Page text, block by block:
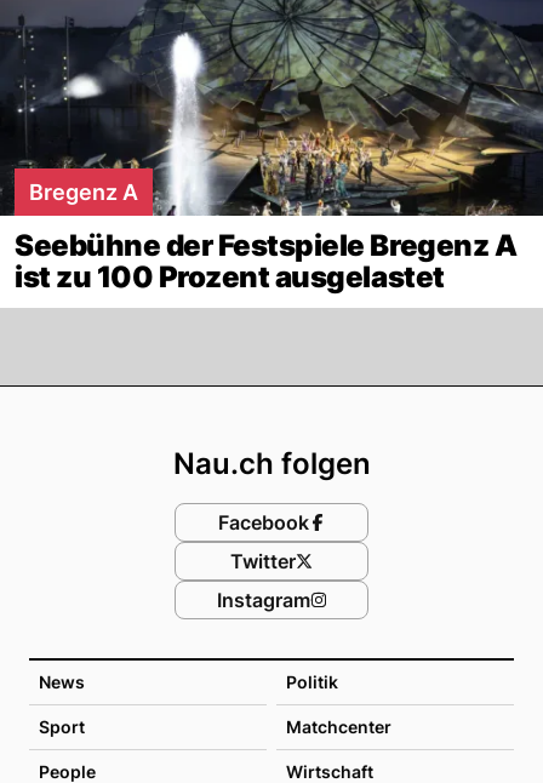
Bregenz A
Seebühne der Festspiele Bregenz A
ist zu 100 Prozent ausgelastet
News Politik
Sport Matchcenter
People Wirtschaft
Nau.ch folgen
Facebook
Twitter
Instagram